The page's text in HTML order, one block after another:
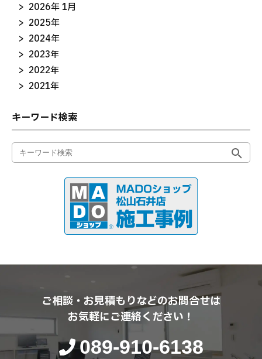
2026年 1月
2025年
2024年
2023年
2022年
2021年
キーワード検索
ご相談・お見積もりなどのお問合せは
お気軽にご連絡ください！
089-910-6138